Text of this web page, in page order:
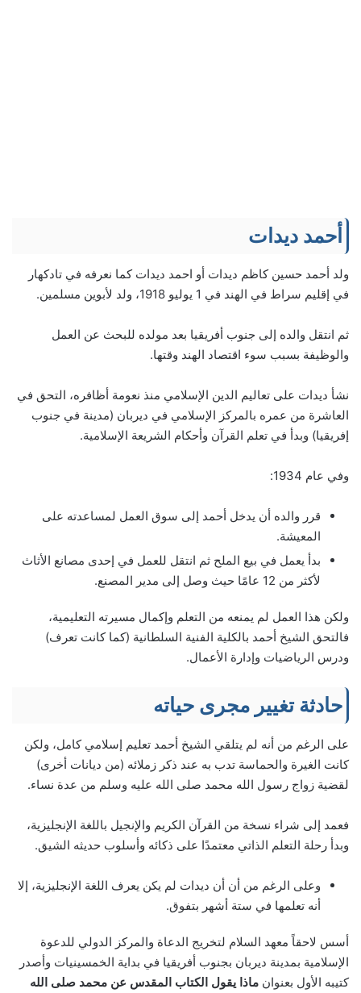
أحمد ديدات
ولد أحمد حسين كاظم ديدات أو احمد ديدات كما نعرفه في تادكهار
في إقليم سراط في الهند في 1 يوليو 1918، ولد لأبوين مسلمين.
ثم انتقل والده إلى جنوب أفريقيا بعد مولده للبحث عن العمل
والوظيفة بسبب سوء اقتصاد الهند وقتها.
نشأ ديدات على تعاليم الدين الإسلامي منذ نعومة أظافره، التحق في
العاشرة من عمره بالمركز الإسلامي في ديربان (مدينة في جنوب
إفريقيا) وبدأ في تعلم القرآن وأحكام الشريعة الإسلامية.
وفي عام 1934:
قرر والده أن يدخل أحمد إلى سوق العمل لمساعدته على
المعيشة.
بدأ يعمل في بيع الملح ثم انتقل للعمل في إحدى مصانع الأثاث
لأكثر من 12 عامًا حيث وصل إلى مدير المصنع.
ولكن هذا العمل لم يمنعه من التعلم وإكمال مسيرته التعليمية،
فالتحق الشيخ أحمد بالكلية الفنية السلطانية (كما كانت تعرف)
ودرس الرياضيات وإدارة الأعمال.
حادثة تغيير مجرى حياته
على الرغم من أنه لم يتلقي الشيخ أحمد تعليم إسلامي كامل، ولكن
كانت الغيرة والحماسة تدب به عند ذكر زملائه (من ديانات أخرى)
لقضية زواج رسول الله محمد صلى الله عليه وسلم من عدة نساء.
فعمد إلى شراء نسخة من القرآن الكريم والإنجيل باللغة الإنجليزية،
وبدأ رحلة التعلم الذاتي معتمدًا على ذكائه وأسلوب حديثه الشيق.
وعلى الرغم من أن أن ديدات لم يكن يعرف اللغة الإنجليزية، إلا
أنه تعلمها في ستة أشهر بتفوق.
أسس لاحقاً معهد السلام لتخريج الدعاة والمركز الدولي للدعوة
الإسلامية بمدينة ديربان بجنوب أفريقيا في بداية الخمسينيات وأصدر
كتيبه الأول بعنوان ماذا يقول الكتاب المقدس عن محمد صلى الله